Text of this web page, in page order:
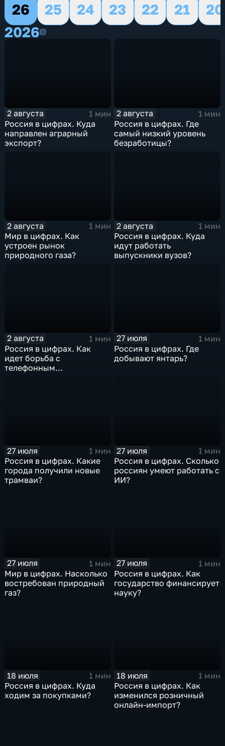
26
25 24 23 22 21
20
20262026
2 августа
1 мин
Россия в цифрах. Куда
направлен аграрный
экспорт?
2 августа
1 мин
Россия в цифрах. Где
самый низкий уровень
безработицы?
2 августа
1 мин
Мир в цифрах. Как
устроен рынок
природного газа?
2 августа
1 мин
Россия в цифрах. Куда
идут работать
выпускники вузов?
2 августа
1 мин
Россия в цифрах. Как
идет борьба с
телефонным
27 июля
1 мин
Россия в цифрах. Где
добывают янтарь?
27 июля
1 мин
Россия в цифрах. Какие
города получили новые
трамваи?
27 июля
1 мин
Россия в цифрах. Сколько
россиян умеют работать с
ИИ?
27 июля
1 мин
Мир в цифрах. Насколько
востребован природный
газ?
27 июля
1 мин
Россия в цифрах. Как
государство финансирует
науку?
18 июля
1 мин
Россия в цифрах. Куда
ходим за покупками?
18 июля
1 мин
Россия в цифрах. Как
изменился розничный
онлайн-импорт?